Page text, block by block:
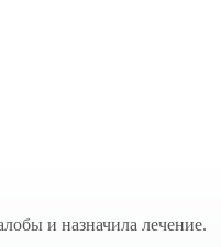
и назначила лечение.